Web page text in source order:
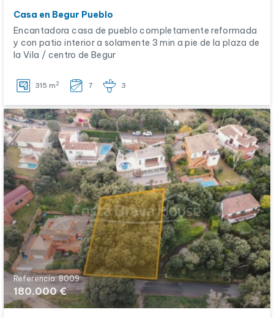
Casa en Begur Pueblo
Encantadora casa de pueblo completamente reformada
y con patio interior a solamente 3 min a pie de la plaza de
la Vila / centro de Begur
315 m 2 7 3
Referencia: 8009
180.000 €